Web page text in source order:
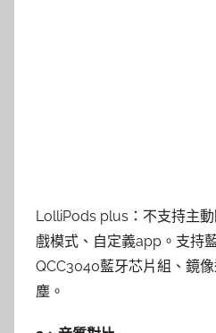
LolliPods plus：不支持主
戲模式、自定義app。支持
QCC3040藍牙芯片組、鏡
塵。